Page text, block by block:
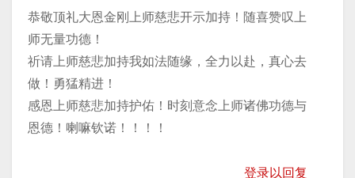
恭敬顶礼大恩金刚上师慈悲开示加持！随喜赞叹上
师无量功德！
祈请上师慈悲加持我如法随缘，全力以赴，真心去
做！勇猛精进！
感恩上师慈悲加持护佑！时刻意念上师诸佛功德与
恩德！喇嘛钦诺！！！！
登录以回复